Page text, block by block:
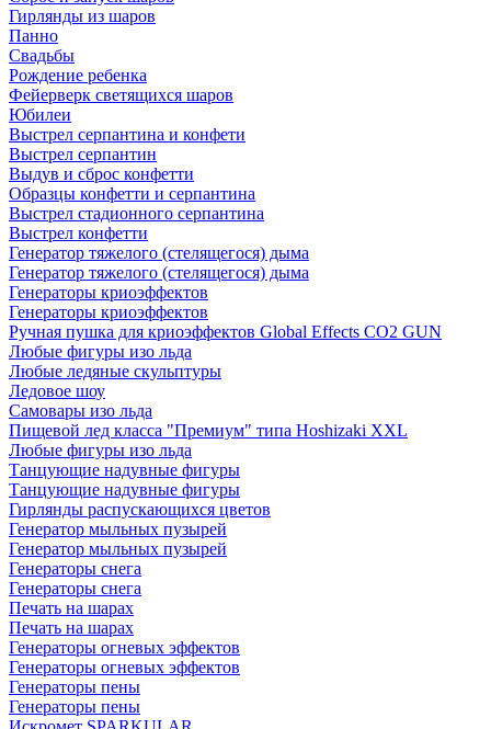
Гирлянды из шаров
Панно
Свадьбы
Рождение ребенка
Фейерверк светящихся шаров
Юбилеи
Выстрел серпантина и конфети
Выстрел серпантин
Выдув и сброс конфетти
Образцы конфетти и серпантина
Выстрел стадионного серпантина
Выстрел конфетти
Генератор тяжелого (стелящегося) дыма
Генератор тяжелого (стелящегося) дыма
Генераторы криоэффектов
Генераторы криоэффектов
Ручная пушка для криоэффектов Global Effects CO2 GUN
Любые фигуры изо льда
Любые ледяные скульптуры
Ледовое шоу
Самовары изо льда
Пищевой лед класса "Премиум" типа Hoshizaki XXL
Любые фигуры изо льда
Танцующие надувные фигуры
Танцующие надувные фигуры
Гирлянды распускающихся цветов
Генератор мыльных пузырей
Генератор мыльных пузырей
Генераторы снега
Генераторы снега
Печать на шарах
Печать на шарах
Генераторы огневых эффектов
Генераторы огневых эффектов
Генераторы пены
Генераторы пены